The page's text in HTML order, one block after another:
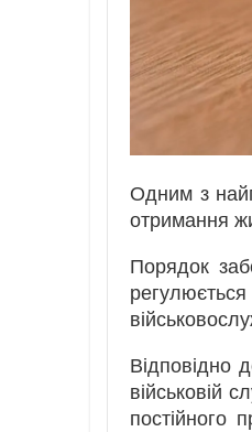
Одним з
отримання
Порядок
Відповідно
військовій
постійного